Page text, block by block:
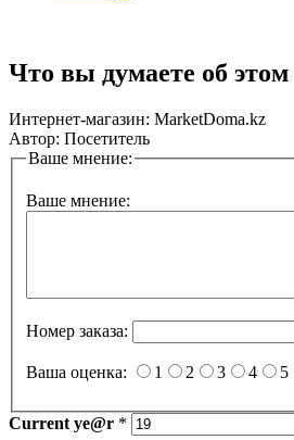
Что вы думаете об этом
Интернет-магазин: MarketDoma.kz
Автор: Посетитель
Ваше мнение:
Ваше мнение:
Номер заказа:
Ваша оценка: 1 2 3 4 5
Current ye@r *